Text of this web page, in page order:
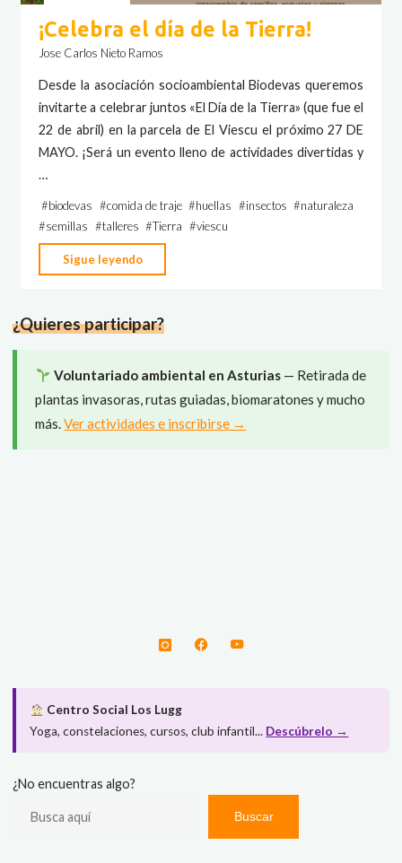
¡Celebra el día de la Tierra!
Jose Carlos Nieto Ramos
Desde la asociación socioambiental Biodevas queremos
invitarte a celebrar juntos «El Día de la Tierra» (que fue el
22 de abril) en la parcela de El Viescu el próximo 27 DE
MAYO. ¡Será un evento lleno de actividades divertidas y
…
#biodevas #comida de traje #huellas #insectos #naturaleza
#semillas #talleres #Tierra #viescu
Sigue leyendo
el
de
Tierra!"
¿Quieres participar?
Voluntariado ambiental en Asturias— Retirada de
plantas invasoras, rutas guiadas, biomaratones y mucho
más.Ver actividades e inscribirse →
Centro Social Los Lugg
Yoga, constelaciones, cursos, club infantil... Descúbrelo →
¿No encuentras algo?
Buscar